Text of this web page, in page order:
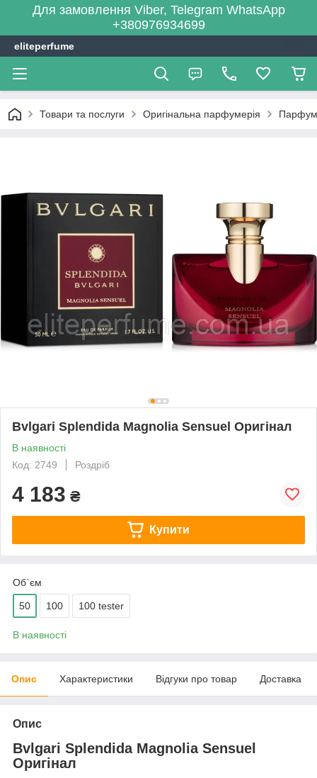
Для замовлення Viber, Telegram WhatsApp
+380976934699
eliteperfume
Товари та послуги Оригінальна парфумерія
Bvlgari Splendida Magnolia Sensuel Оригінал
В наявності
Код: 2749
Роздріб
4 183 ₴
Купити
Об`єм
50 100 100 tester
В наявності
Опис Характеристики Відгуки про товар Доставка
Опис
Bvlgari Splendida Magnolia Sensuel
Оригінал